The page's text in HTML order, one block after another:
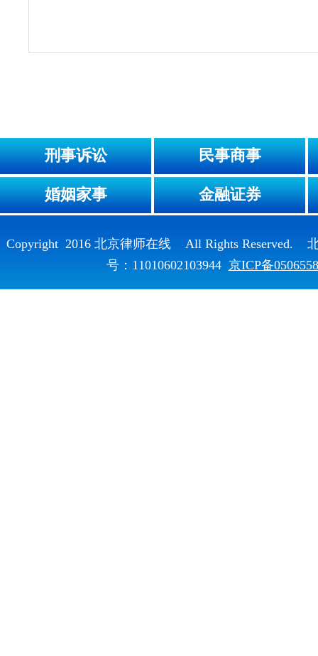
刑事诉讼 民事商事
婚姻家事 金融证券
Copyright 2016 北京律师在线 All Rights Reserved.
号：11010602103944 京ICP备